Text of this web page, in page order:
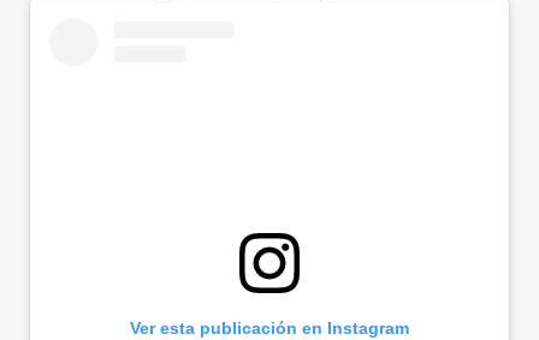
Ver esta publicación en Instagram